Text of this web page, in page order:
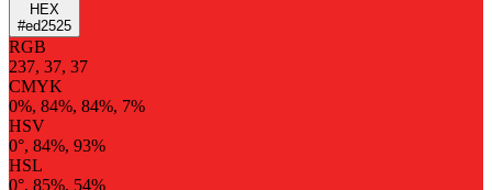
HEX
#ed2525
RGB
237, 37, 37
CMYK
0%, 84%, 84%, 7%
HSV
0°, 84%, 93%
HSL
0°, 85%, 54%